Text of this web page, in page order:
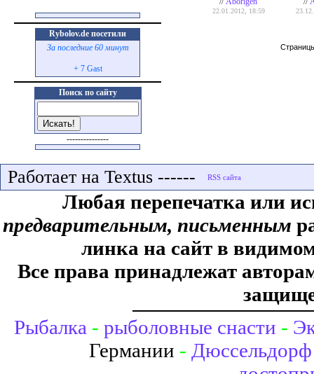
Rybolov.de посетили
За последние 60 минут
+ 7 Gast
Поиск по сайту
---------------
//
22.01.2012, 18:59
//
Работает на Textus ------
Любая перепечатка или
предварительным, письменным
линка на сайт в
Все права принадлежат
Рыбалка - рыболовные снасти -
Германии - Дюссельдорф